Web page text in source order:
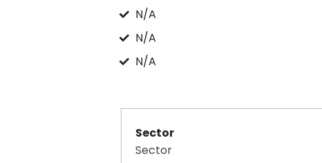
N/A
N/A
N/A
Sector
Sector